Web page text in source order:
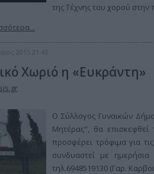
της Τέχνης του χορού στην
2015 21:43
Χωριό η «Ευκράντη»
Ο Σύλλογος Γυναικών
Μητέρας", θα επισκεφθεί
προσφέρει τρόφιμα για
συνδυαστεί με
τηλ.6948519130 (Γαρ.